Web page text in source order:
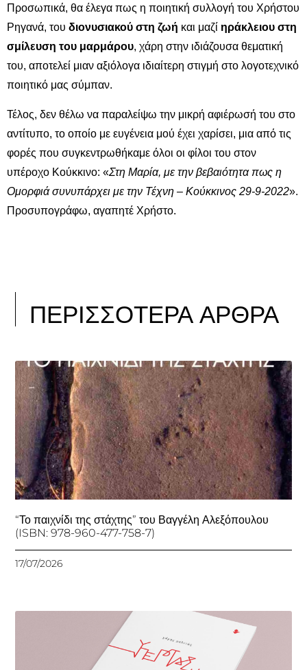
Προσωπικά, θα έλεγα πως η ποιητική συλλογή του Χρήστου
Ρηγανά, του διονυσιακού στη ζωή και μαζί ηράκλειου στη
σμίλευση του μαρμάρου, χάρη στην ιδιάζουσα θεματική
του, αποτελεί μιαν αξιόλογα ιδιαίτερη στιγμή στο λογοτεχνικό
ποιητικό μας σύμπαν.
Τέλος, δεν θέλω να παραλείψω την μικρή αφιέρωσή του στο
αντίτυπο, το οποίο με ευγένεια μού έχει χαρίσει, μια από τις
φορές που συγκεντρωθήκαμε όλοι οι φίλοι του στον
υπέροχο Κούκκινο: «Στη Μαρία, με την βεβαιότητα πως η
Ομορφιά συνυπάρχει με την Τέχνη – Κούκκινος 29-9-2022».
Προσυπογράφω, αγαπητέ Χρήστο.
ΠΕΡΙΣΣΟΤΕΡΑ ΑΡΘΡΑ
“Το παιχνίδι της στάχτης” του Βαγγέλη Αλεξόπουλου
(ISBN: 978-960-477-758-7)
17/07/2026